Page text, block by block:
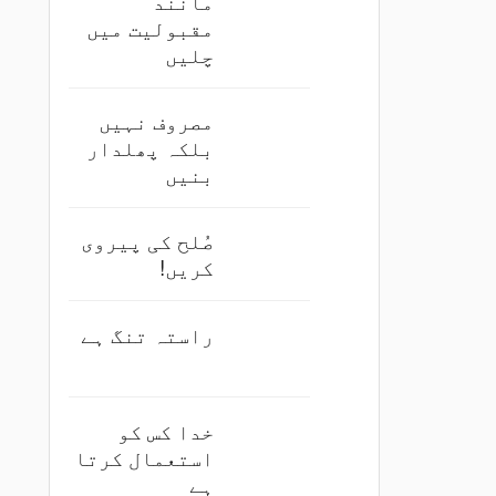
مقبولیت میں
چلیں
مصروف نہیں
بلکہ پھلدار
بنیں
صُلح کی پیروی
کریں!
راستہ تنگ ہے
خدا کس کو
استعمال کرتا
ہے